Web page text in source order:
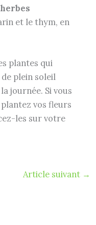
et le thym, en
plantes qui
plein soleil
journée. Si vous
plantez vos fleurs
les sur votre
Article suivant →